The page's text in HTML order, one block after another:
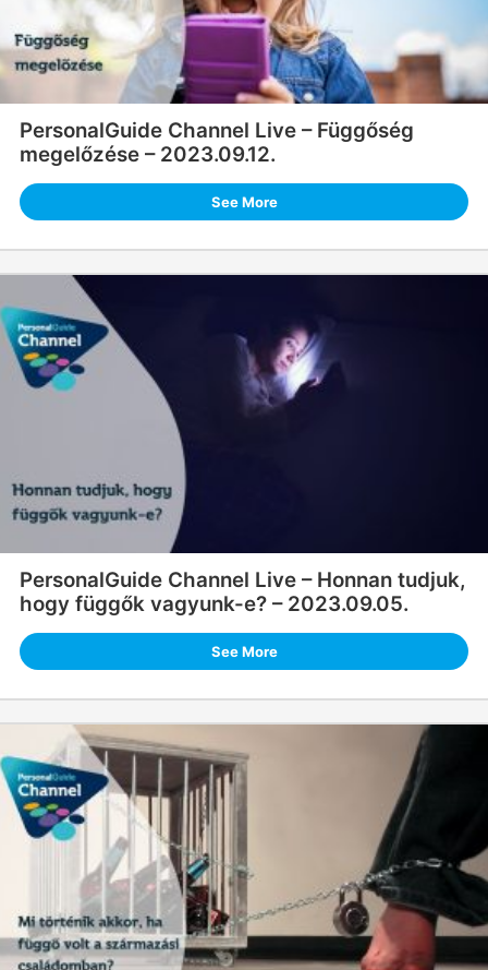
PersonalGuide Channel Live – Függőség
megelőzése – 2023.09.12.
See More
PersonalGuide Channel Live – Honnan tudjuk,
hogy függők vagyunk-e? – 2023.09.05.
See More